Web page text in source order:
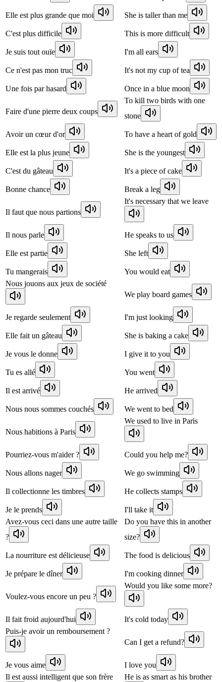
Elle est plus grande que moi She is taller than me
C'est plus difficile This is more difficult
Je suis tout ouïe I'm all ears
Ce n'est pas mon truc It's not my cup of tea
Une fois par hasard Once in a blue moon
Faire d'une pierre deux coups
To kill two birds with one
stone
Avoir un cœur d'or To have a heart of gold
Elle est la plus jeune She is the youngest
C'est du gâteau It's a piece of cake
Bonne chance Break a leg
Il faut que nous partions
It's necessary that we leave
Il nous parle He speaks to us
Elle est partie She left
Tu mangerais
You would eat
Nous jouons aux jeux de société
We play board games
Je regarde seulement I'm just looking
Elle fait un gâteau She is baking a cake
Je vous le donne I give it to you
Tu es allé You went
Il est arrivé He arrived
Nous nous sommes couchés We went to bed
Nous habitions à Paris
We used to live in Paris
Pourriez-vous m'aider ? Could you help me?
Nous allons nager We go swimming
Il collectionne les timbres He collects stamps
Je le prends
I'll take it
Avez-vous ceci dans une autre taille
?
Do you have this in another
size?
La nourriture est délicieuse The food is delicious
Je prépare le dîner I'm cooking dinner
Voulez-vous encore un peu ?
Would you like some more?
Il fait froid aujourd'hui
It's cold today
Puis-je avoir un remboursement ?
Can I get a refund?
Je vous aime
I love you
Il est aussi intelligent que son frère
He is as smart as his brother